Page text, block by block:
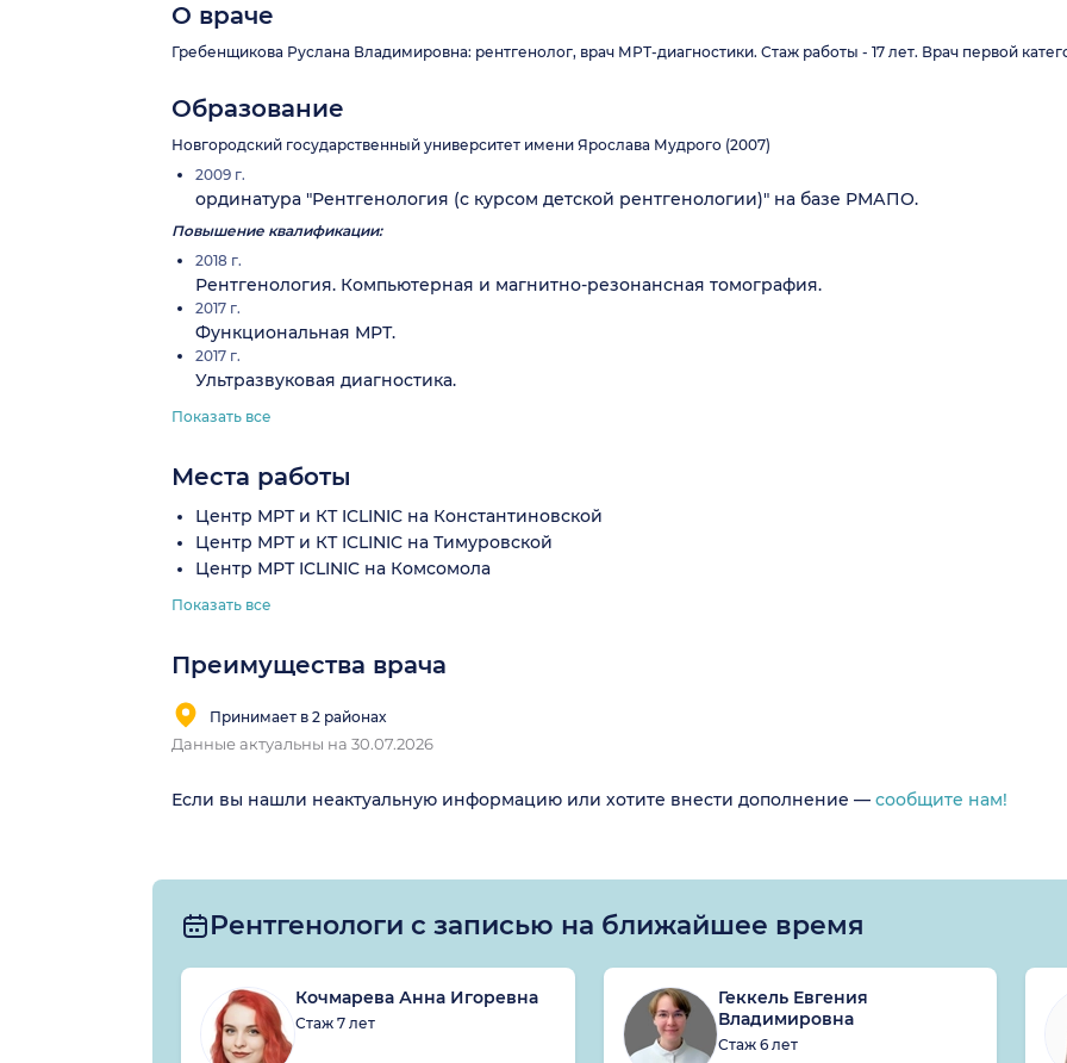
О враче
Гребенщикова Руслана Владимировна: рентгенолог, врач МРТ-диагностики. Стаж работы - 17 лет. Врач первой
Образование
Новгородский государственный университет имени Ярослава Мудрого (2007)
2009 г.
ординатура "Рентгенология (с курсом детской рентгенологии)" на базе РМАПО.
Повышение квалификации:
2018 г.
Рентгенология. Компьютерная и магнитно-резонансная томография.
2017 г.
Функциональная МРТ.
2017 г.
Ультразвуковая диагностика.
Показать все
Места работы
Центр МРТ и КТ ICLINIC на Константиновской
Центр МРТ и КТ ICLINIC на Тимуровской
Центр МРТ ICLINIC на Комсомола
Показать все
Преимущества врача
Принимает в 2 районах
Данные актуальны на 30.07.2026
Если вы нашли неактуальную информацию или хотите внести дополнение — сообщите нам!
Рентгенологи с записью на ближайшее время
Кочмарева Анна Игоревна
Стаж 7 лет
Геккель Евгения
Владимировна
Стаж 6 лет